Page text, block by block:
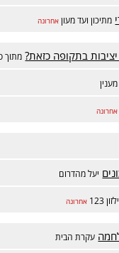
מתיכון ועד מעון אחרונה
בתקופה כזאת? מתוך
מענין
אחרונה
יעל מהדרום
123 אחרונה
עקרת הבית